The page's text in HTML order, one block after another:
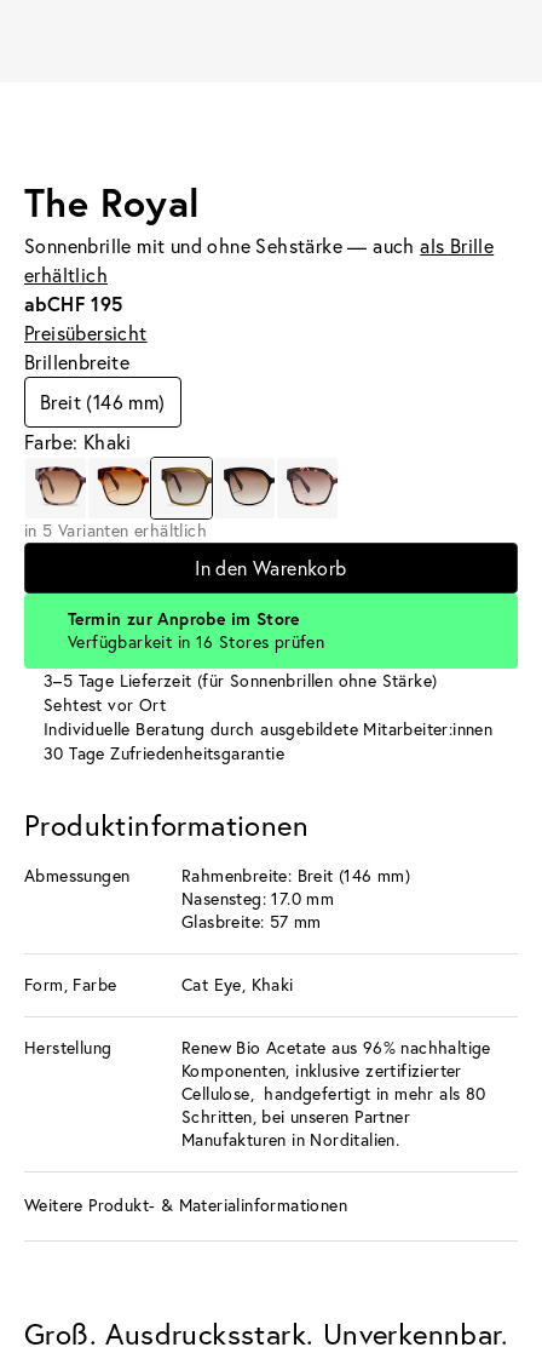
The Royal
Sonnenbrille mit und ohne Sehstärke — auchals Brille
erhältlich
abCHF 195
Preisübersicht
Brillenbreite
Breit (146 mm)
Farbe: Khaki
in 5 Varianten erhältlich
In den Warenkorb
Termin zur Anprobe im Store
Verfügbarkeit in 16 Stores prüfen
3–5 Tage Lieferzeit (für Sonnenbrillen ohne Stärke)
Sehtest vor Ort
Individuelle Beratung durch ausgebildete Mitarbeiter:innen
30 Tage Zufriedenheitsgarantie
Produktinformationen
Abmessungen
Rahmenbreite: Breit (146 mm)
Nasensteg: 17.0 mm
Glasbreite: 57 mm
Form, Farbe Cat Eye, Khaki
Herstellung
Renew Bio Acetate aus 96% nachhaltige
Komponenten, inklusive zertifizierter
Cellulose, handgefertigt in mehr als 80
Schritten, bei unseren Partner
Manufakturen in Norditalien.
Weitere Produkt- & Materialinformationen
Groß. Ausdrucksstark. Unverkennbar.